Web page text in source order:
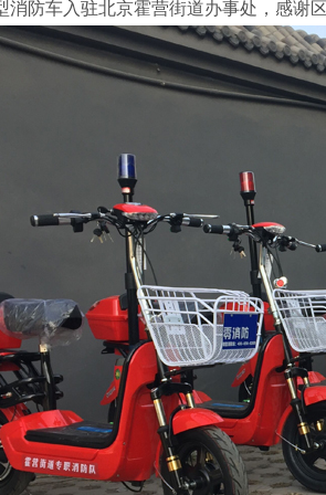
消防车入驻北京霍营街道办事处，感谢